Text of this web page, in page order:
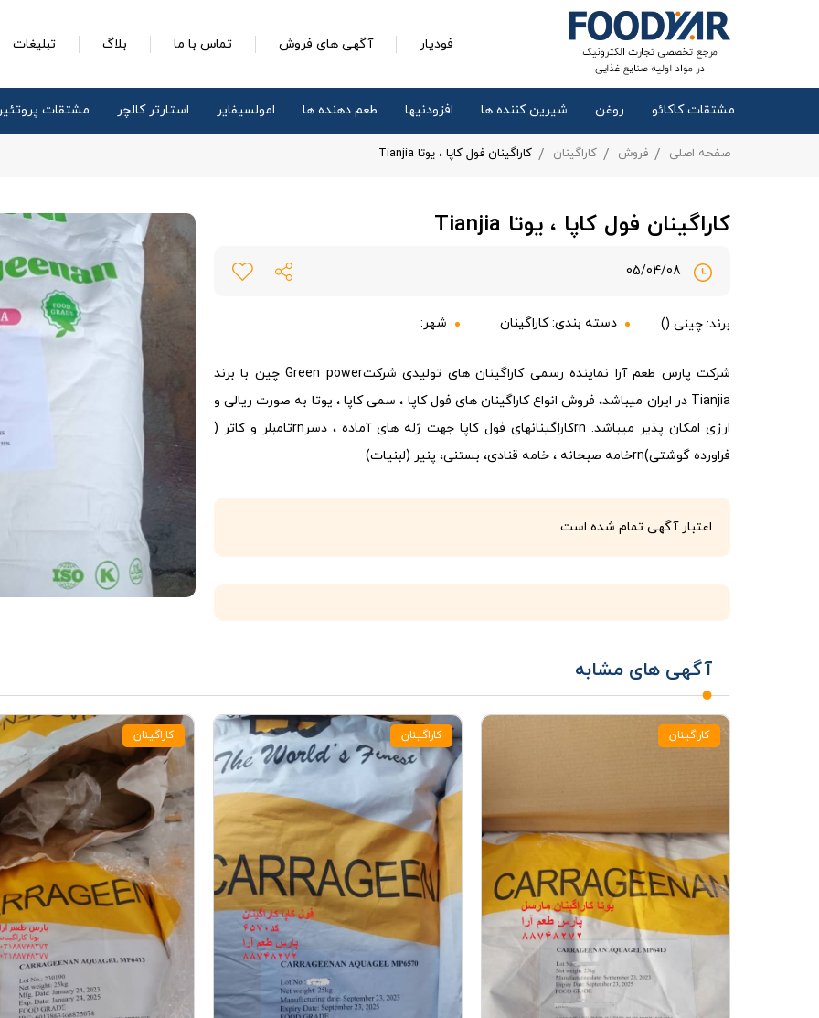
فودیار آگهی های فروش تماس با ما بلاگ تبلیغات
مشتقات کاکائو روغن شیرین کننده ها افزودنیها طعم دهنده ها امولسیفایر استارتر کالچر مشتقات
صفحه اصلی فروش کاراگینان کاراگینان فول کاپا ، یوتا Tianjia
کاراگینان فول کاپا ، یوتا Tianjia
برند: چینی () دسته بندی:کاراگینان شهر:
شرکت پارس طعم آرا نماینده رسمی کاراگینان های تولیدی شرکتGreen power چین با برند
Tianjia در ایران میباشد، فروش انواع کاراگینان های فول کاپا ، سمی کاپا ، یوتا به صورت ریالی و
ارزی امکان پذیر میباشد. rnکاراگینانهای فول کاپا جهت ژله های آماده ، دسرrnتامبلر و کاتر (
فراورده گوشتی)rnخامه صبحانه ، خامه قنادی، بستنی، پنیر (لبنیات)
اعتبار آگهی تمام شده است
آگهی های مشابه
کاراگینان کاراگینان کاراگینان